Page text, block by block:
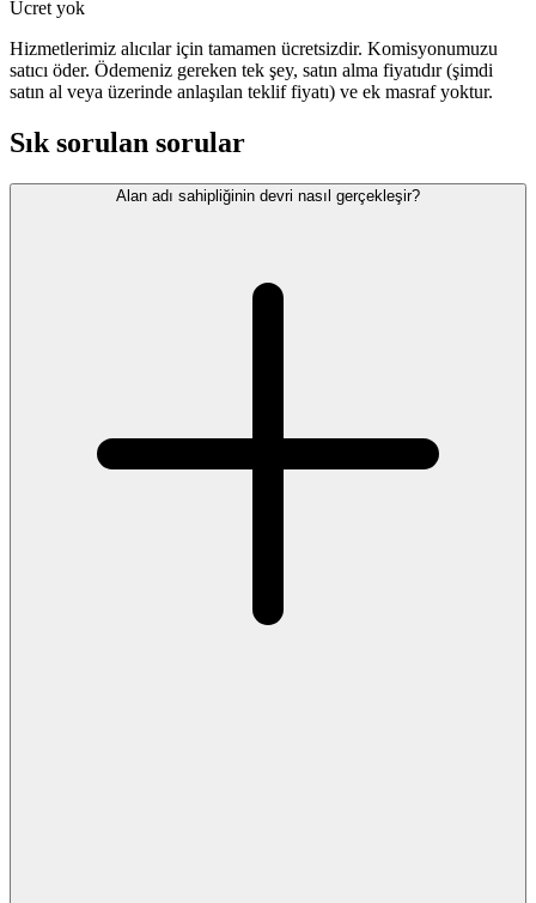
Ücret yok
Hizmetlerimiz alıcılar için tamamen ücretsizdir. Komisyonumuzu
satıcı öder. Ödemeniz gereken tek şey, satın alma fiyatıdır (şimdi
satın al veya üzerinde anlaşılan teklif fiyatı) ve ek masraf yoktur.
Sık sorulan sorular
Alan adı sahipliğinin devri nasıl gerçekleşir?